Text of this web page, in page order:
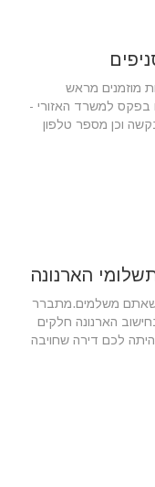
מוזמנים מראש
בפקס למשרד האזורי -
וכן מספר טלפון
הארנונה
שאתם משלמים.מתברר
הארנונה חלקים
לכם דירה שחויבה